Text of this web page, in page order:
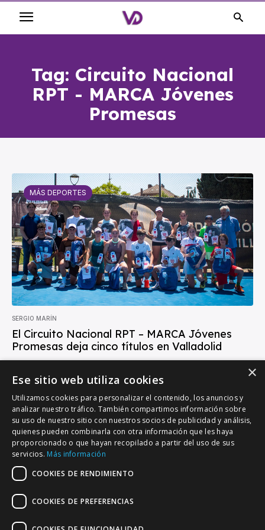
Tag: Circuito Nacional
RPT - MARCA Jóvenes
Promesas
MÁS DEPORTES
SERGIO MARÍN
El Circuito Nacional RPT – MARCA Jóvenes
Promesas deja cinco títulos en Valladolid
de mayo una de las grandes citas del tenis base nacional con...
VALLADOLID DEPORTIVO
Tu información deportiva vallisoletana
×
Ese sitio web utiliza cookies
Utilizamos cookies para personalizar el contenido, los anuncios y
analizar nuestro tráfico. También compartimos información sobre
su uso de nuestro sitio con nuestros socios de publicidad y análisis,
quienes pueden combinarla con otra información que les haya
proporcionado o que hayan recopilado a partir del uso de sus
servicios. Más información
COOKIES DE RENDIMIENTO
COOKIES DE PREFERENCIAS